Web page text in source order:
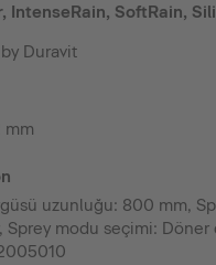
IntenseRain, SoftRain,
Duravit
mm
uzunluğu: 800 mm,
Sprey modu seçimi: